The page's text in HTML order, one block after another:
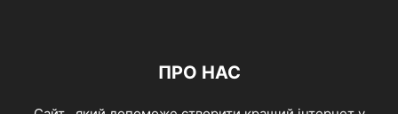
ПРО НАС